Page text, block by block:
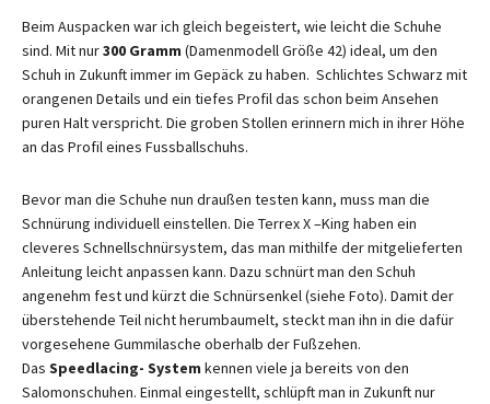
Beim Auspacken war ich gleich begeistert, wie leicht die Schuhe
sind. Mit nur300 Gramm (Damenmodell Größe 42) ideal, um den
Schuh in Zukunft immer im Gepäck zu haben. Schlichtes Schwarz mit
orangenen Details und ein tiefes Profil das schon beim Ansehen
puren Halt verspricht. Die groben Stollen erinnern mich in ihrer Höhe
an das Profil eines Fussballschuhs.
Bevor man die Schuhe nun draußen testen kann, muss man die
Schnürung individuell einstellen. Die Terrex X –King haben ein
cleveres Schnellschnürsystem, das man mithilfe der mitgelieferten
Anleitung leicht anpassen kann. Dazu schnürt man den Schuh
angenehm fest und kürzt die Schnürsenkel (siehe Foto). Damit der
überstehende Teil nicht herumbaumelt, steckt man ihn in die dafür
vorgesehene Gummilasche oberhalb der Fußzehen.
Das Speedlacing- System kennen viele ja bereits von den
Salomonschuhen. Einmal eingestellt, schlüpft man in Zukunft nur